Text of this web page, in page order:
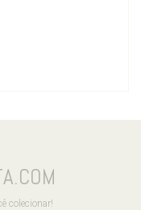
colecionar!